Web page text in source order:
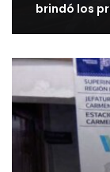
brindó los